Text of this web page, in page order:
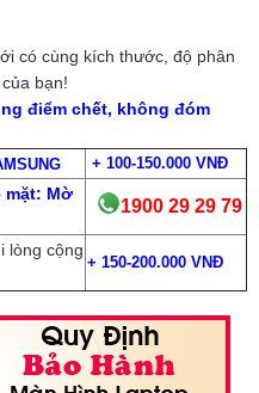
có cùng kích thước, độ phân
bạn!
điểm chết, không đóm
+ 100-150.000 VNĐ
mặt: Mờ
1900 29 29 79
lòng cộng
+ 150-200.000 VNĐ